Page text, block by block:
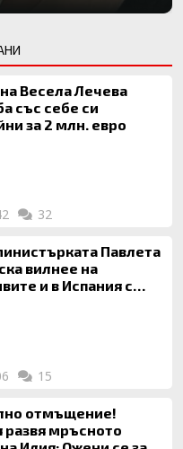
Весела Лечева
със себе си
за 2 млн. евро
32
Павлета
вилнее на
и в Испания с
15
отмъщение!
развя мръсното